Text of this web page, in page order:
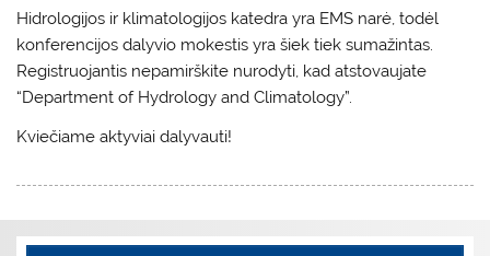
Hidrologijos ir klimatologijos katedra yra EMS narė, todėl
konferencijos dalyvio mokestis yra šiek tiek sumažintas.
Registruojantis nepamirškite nurodyti, kad atstovaujate
“Department of Hydrology and Climatology”.
Kviečiame aktyviai dalyvauti!